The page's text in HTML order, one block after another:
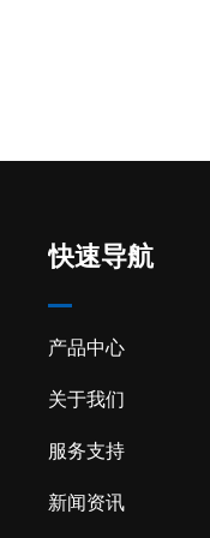
快速导航
产品中心
关于我们
服务支持
新闻资讯